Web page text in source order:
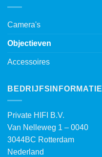
Camera's
Objectieven
Accessoires
BEDRIJFSINFORMATIE
Private HIFI B.V.
Van Nelleweg 1 – 0040
3044BC Rotterdam
Nederland